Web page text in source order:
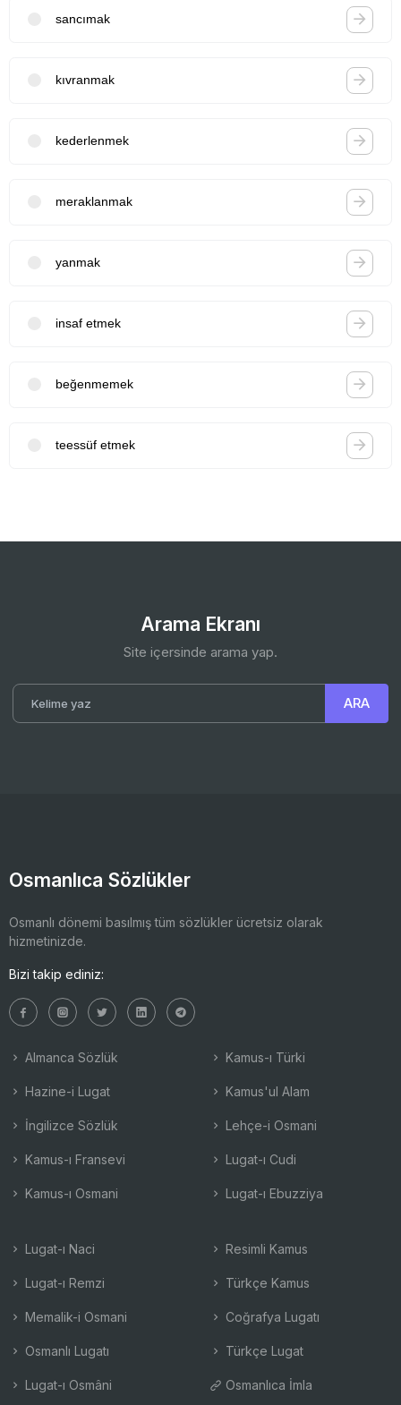
sancımak
kıvranmak
kederlenmek
meraklanmak
yanmak
insaf etmek
beğenmemek
teessüf etmek
Arama Ekranı
Site içersinde arama yap.
Osmanlıca Sözlükler
Osmanlı dönemi basılmış tüm sözlükler ücretsiz olarak
hizmetinizde.
Bizi takip ediniz:
Almanca Sözlük
Hazine-i Lugat
İngilizce Sözlük
Kamus-ı Fransevi
Kamus-ı Osmani
Kamus-ı Türki
Kamus'ul Alam
Lehçe-i Osmani
Lugat-ı Cudi
Lugat-ı Ebuzziya
Lugat-ı Naci
Lugat-ı Remzi
Memalik-i Osmani
Osmanlı Lugatı
Lugat-ı Osmâni
Resimli Kamus
Türkçe Kamus
Coğrafya Lugatı
Türkçe Lugat
Osmanlıca İmla